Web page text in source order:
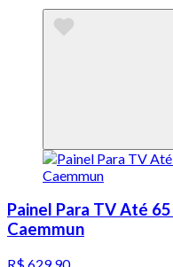
Painel Para TV Até
Caemmun